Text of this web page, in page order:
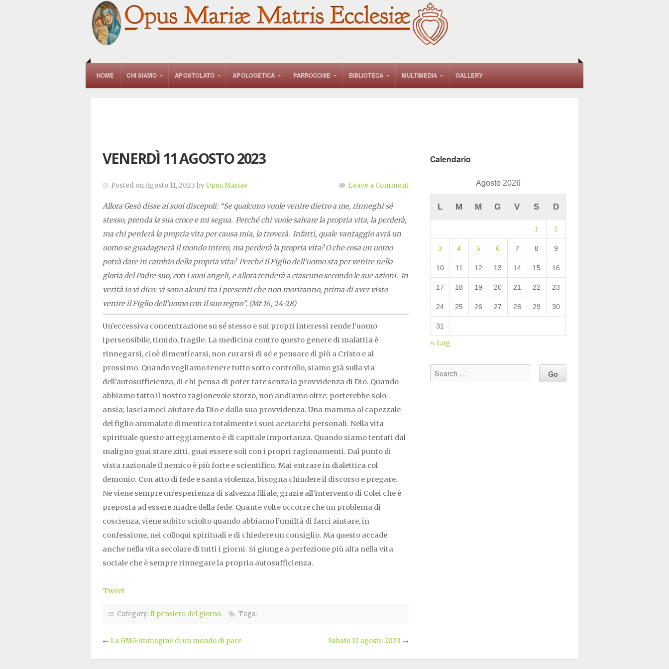
HOME CHI SIAMO APOSTOLATO APOLOGETICA PARROCCHIE BIBLIOTECA MULTIMEDIA GALLERY
VENERDÌ 11 AGOSTO 2023
Posted on Agosto 11, 2023 by Opus Mariae Leave a Comment
Allora Gesù disse ai suoi discepoli: “Se qualcuno vuole venire dietro a me, rinneghi sé
stesso, prenda la sua croce e mi segua. Perché chi vuole salvare la propria vita, la perderà,
ma chi perderà la propria vita per causa mia, la troverà. Infatti, quale vantaggio avrà un
uomo se guadagnerà il mondo intero, ma perderà la propria vita? O che cosa un uomo
potrà dare in cambio della propria vita? Perché il Figlio dell’uomo sta per venire nella
gloria del Padre suo, con i suoi angeli, e allora renderà a ciascuno secondo le sue azioni. In
verità io vi dico: vi sono alcuni tra i presenti che non moriranno, prima di aver visto
venire il Figlio dell’uomo con il suo regno”. (Mt 16, 24-28)
Un’eccessiva concentrazione su sé stesso e sui propri interessi rende l’uomo
ipersensibile, timido, fragile. La medicina contro questo genere di malattia è
rinnegarsi, cioè dimenticarsi, non curarsi di sé e pensare di più a Cristo e al
prossimo. Quando vogliamo tenere tutto sotto controllo, siamo già sulla via
dell’autosufficienza, di chi pensa di poter fare senza la provvidenza di Dio. Quando
abbiamo fatto il nostro ragionevole sforzo, non andiamo oltre; porterebbe solo
ansia; lasciamoci aiutare da Dio e dalla sua provvidenza. Una mamma al capezzale
del figlio ammalato dimentica totalmente i suoi acciacchi personali. Nella vita
spirituale questo atteggiamento è di capitale importanza. Quando siamo tentati dal
maligno guai stare zitti, guai essere soli con i propri ragionamenti. Dal punto di
vista razionale il nemico è più forte e scientifico. Mai entrare in dialettica col
demonio. Con atto di fede e santa violenza, bisogna chiudere il discorso e pregare.
Ne viene sempre un’esperienza di salvezza filiale, grazie all’intervento di Colei che è
preposta ad essere madre della fede. Quante volte occorre che un problema di
coscienza, viene subito sciolto quando abbiamo l’umiltà di farci aiutare, in
confessione, nei colloqui spirituali e di chiedere un consiglio. Ma questo accade
anche nella vita secolare di tutti i giorni. Si giunge a perfezione più alta nella vita
sociale che è sempre rinnegare la propria autosufficienza.
Tweet
Category:Il pensiero del giorno Tags:
← La GMG immagine di un mondo di pace Sabato 12 agosto 2023 →
Calendario
Agosto 2026
L M M G V S D
1 2
3 4 5 6 7 8 9
10 11 12 13 14 15 16
17 18 19 20 21 22 23
24 25 26 27 28 29 30
31
« Lug